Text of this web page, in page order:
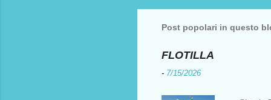
Post popolari in questo
FLOTILLA
- 7/15/2026